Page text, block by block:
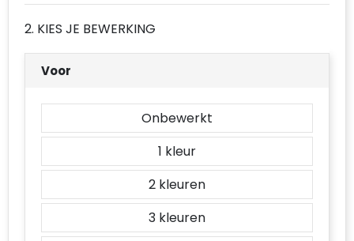
Duffeltassen
Waterbestendige tassen
Goodiebags
2. KIES JE BEWERKING
Voor
Onbewerkt
1
2
3